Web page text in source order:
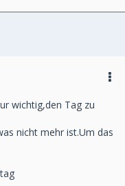
wichtig,den Tag zu
nicht mehr ist.Um das